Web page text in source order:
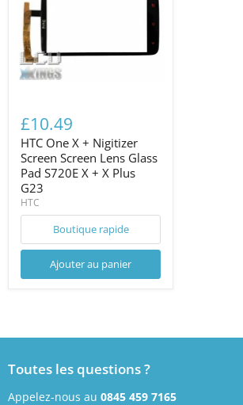
£10.49
HTC One X + Nigitizer
Screen Screen Lens Glass
Pad S720E X + X Plus
G23
HTC
Boutique rapide
Ajouter au panier
Toutes les questions ?
Appelez-nous au 0845 459 7165